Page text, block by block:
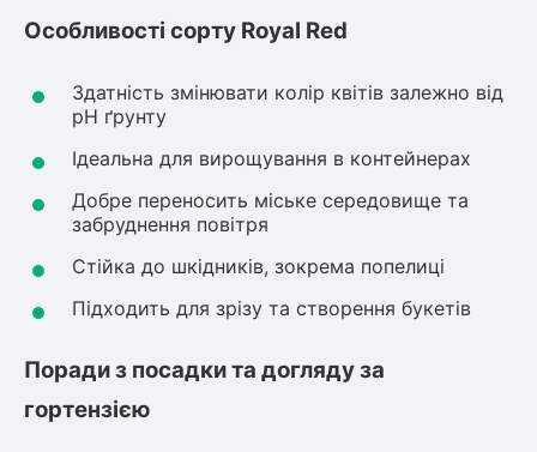
Особливості сорту Royal Red
Здатність змінювати колір квітів залежно від
pH ґрунту
Ідеальна для вирощування в контейнерах
Добре переносить міське середовище та
забруднення повітря
Стійка до шкідників, зокрема попелиці
Підходить для зрізу та створення букетів
Поради з посадки та догляду за
гортензією